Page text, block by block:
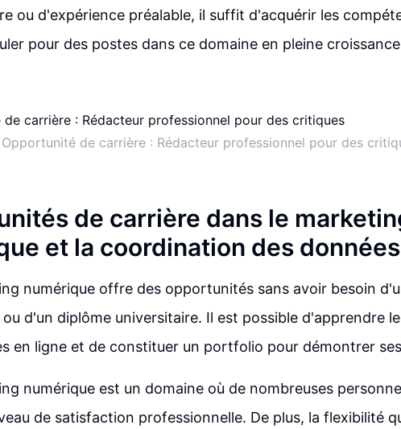
ou d'expérience préalable, il suffit d'acquérir les
pour des postes dans ce domaine en pleine
Opportunité de carrière : Rédacteur professionnel pour des
de carrière dans le
et la coordination des données
numérique offre des opportunités sans avoir besoin
d'un diplôme universitaire. Il est possible d'apprendre
en ligne et de constituer un portfolio pour démontrer
numérique est un domaine où de nombreuses
de satisfaction professionnelle. De plus, la flexibilité